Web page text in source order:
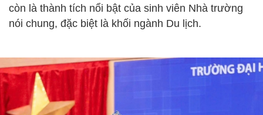
còn là thành tích nổi bật của sinh viên Nhà trường
nói chung, đặc biệt là khối ngành Du lịch.